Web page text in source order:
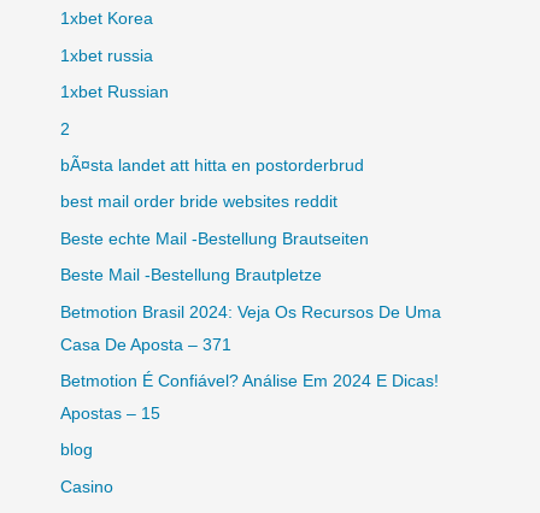
1xbet Korea
1xbet russia
1xbet Russian
2
bÃ¤sta landet att hitta en postorderbrud
best mail order bride websites reddit
Beste echte Mail -Bestellung Brautseiten
Beste Mail -Bestellung Brautpletze
Betmotion Brasil 2024: Veja Os Recursos De Uma
Casa De Aposta – 371
Betmotion É Confiável? Análise Em 2024 E Dicas!
Apostas – 15
blog
Casino